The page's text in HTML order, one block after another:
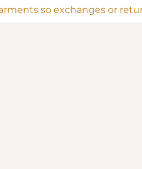
so exchanges or